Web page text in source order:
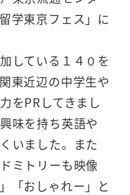
学東京フェス」に
している１４０を
東近辺の中学生や
をPRしてきまし
味を持ち英語や
いました。また
ミトリーも映像
「おしゃれー」と